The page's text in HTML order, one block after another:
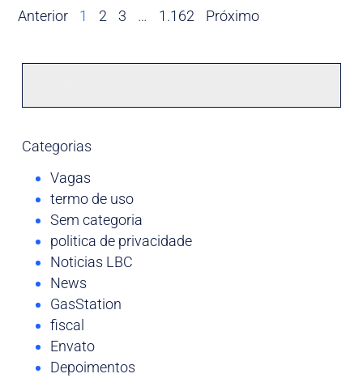
Anterior 1 2 3 … 1.162 Próximo
Categorias
Vagas
termo de uso
Sem categoria
politica de privacidade
Noticias LBC
News
GasStation
fiscal
Envato
Depoimentos